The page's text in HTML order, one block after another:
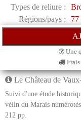
Types de reliure :
Régions/pays :
77
Une
Le Château de
Suivi d'une étude
vélin du Marais
212 pp.